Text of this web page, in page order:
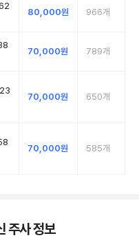
80,000원 966개
70,000원 789개
70,000원 650개
70,000원 585개
주사 정보